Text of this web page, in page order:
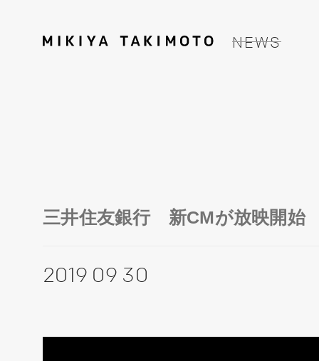
NEWS
三井住友銀行 新CMが放映開始
2019 09 30